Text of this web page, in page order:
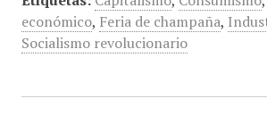
económico, Feria de champaña,
Socialismo revolucionario